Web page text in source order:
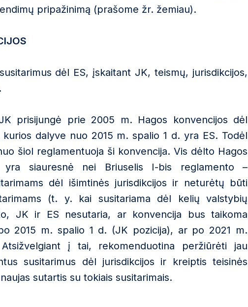
pripažinimą (prašome žr. žemiau).
dėl ES, įskaitant JK, teismų, jurisdikcijos,
.
prisijungė prie 2005 m. Hagos konvencijos dėl
dalyve nuo 2015 m. spalio 1 d. yra ES. Todėl
šiol reglamentuoja ši konvencija. Vis dėlto Hagos
yra siauresnė nei Briuselis I-bis reglamento –
dėl išimtinės jurisdikcijos ir neturėtų būti
(t. y. kai susitariama dėl kelių valstybių
JK ir ES nesutaria, ar konvencija bus taikoma
2015 m. spalio 1 d. (JK pozicija), ar po 2021 m.
į tai, rekomenduotina peržiūrėti jau
susitarimus dėl jurisdikcijos ir kreiptis teisinės
sutartis su tokiais susitarimais.